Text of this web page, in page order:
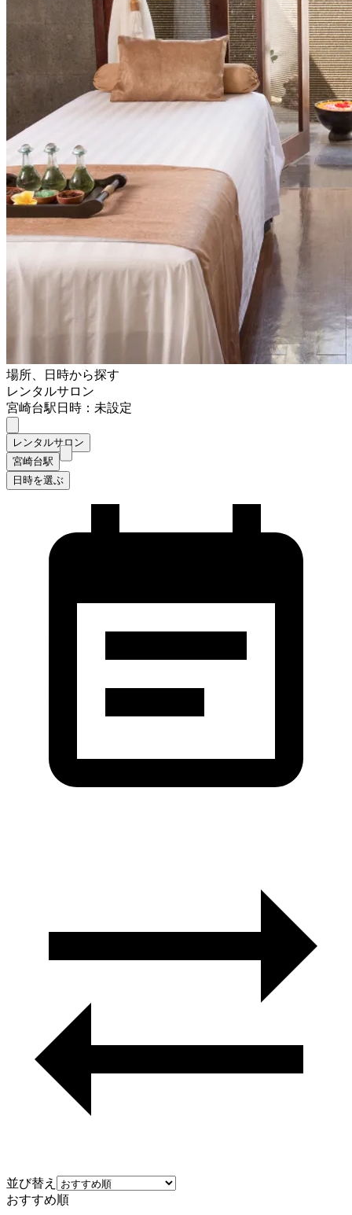
場所、日時から探す
レンタルサロン
宮崎台駅日時：未設定
レンタルサロン
宮崎台駅
日時を選ぶ
並び替え
おすすめ順